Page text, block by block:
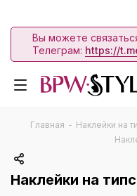
Вы можете
Телеграм: https://
Главная - Наклейки на
Наклейки на